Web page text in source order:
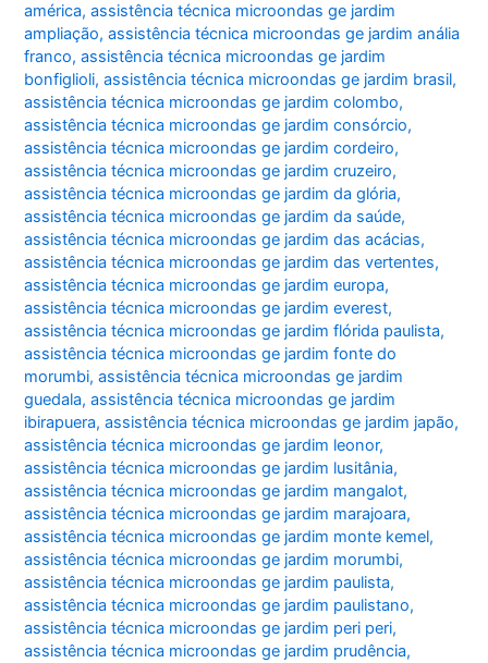
américa,assistência técnica microondas ge jardim
ampliação,assistência técnica microondas ge jardim anália
franco,assistência técnica microondas ge jardim
bonfiglioli,assistência técnica microondas ge jardim brasil,
assistência técnica microondas ge jardim colombo,
assistência técnica microondas ge jardim consórcio,
assistência técnica microondas ge jardim cordeiro,
assistência técnica microondas ge jardim cruzeiro,
assistência técnica microondas ge jardim da glória,
assistência técnica microondas ge jardim da saúde,
assistência técnica microondas ge jardim das acácias,
assistência técnica microondas ge jardim das vertentes,
assistência técnica microondas ge jardim europa,
assistência técnica microondas ge jardim everest,
assistência técnica microondas ge jardim flórida paulista,
assistência técnica microondas ge jardim fonte do
morumbi,assistência técnica microondas ge jardim
guedala,assistência técnica microondas ge jardim
ibirapuera,assistência técnica microondas ge jardim japão,
assistência técnica microondas ge jardim leonor,
assistência técnica microondas ge jardim lusitânia,
assistência técnica microondas ge jardim mangalot,
assistência técnica microondas ge jardim marajoara,
assistência técnica microondas ge jardim monte kemel,
assistência técnica microondas ge jardim morumbi,
assistência técnica microondas ge jardim paulista,
assistência técnica microondas ge jardim paulistano,
assistência técnica microondas ge jardim peri peri,
assistência técnica microondas ge jardim prudência,